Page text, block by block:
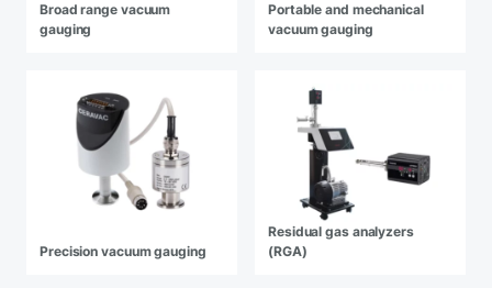
Broad range vacuum
gauging
Portable and mechanical
vacuum gauging
Precision vacuum gauging
Residual gas analyzers
(RGA)